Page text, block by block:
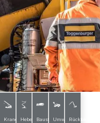
Krane
Hebebühnen
BaustoffeUmwelttechnik
Rückbau